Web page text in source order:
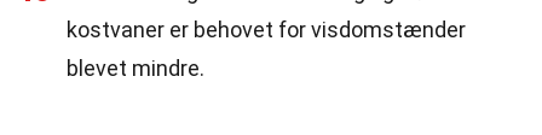
kostvaner er behovet for visdomstænder
blevet mindre.